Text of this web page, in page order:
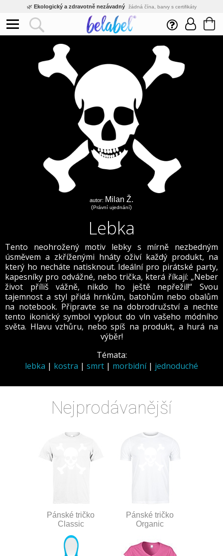
🌿 Ekologický a zdravotně nezávadný žádná čína, barvy s certifikáty
Inovativní výroba vlastní vývoj, nejnovější technologie
Rychlé dodání expedujeme do 24h
🏢Výhodné pro firmy velké množstevní slevy
Kvalita pod kontrolou jsme přímý výrobce, žádný zprostředkovatel
Český eshop s tradicí od roku 2010 tisíce spokojených zákazníků
autor: Milan Ž.
(Právní ujednání)
Lebka
Tento neohrožený motiv lebky s mírně nezbedným
úsměvem a zkříženými hnáty oživí každý produkt, na
který ho necháte natisknout. Ideální pro pirátské party,
kapesníky pro odvážné, nebo trička, která říkají: „Neber
život příliš vážně, nikdo ho ještě nepřežil!“ Svou
tajemnost a styl přidá hrnkům, batohům nebo obalům
na notebook. Připravte se na dobrodružství a nechte
tento ikonický symbol vyplout do vln vašeho módního
světa. Hlavu vzhůru, nebo spíš na produkt, a hurá na
výběr!
Témata:
lebka | kostra | smrt | morbidní| jednoduché
Nejprodávanější
Pánské tričko
Classic
Pánské tričko
Organic